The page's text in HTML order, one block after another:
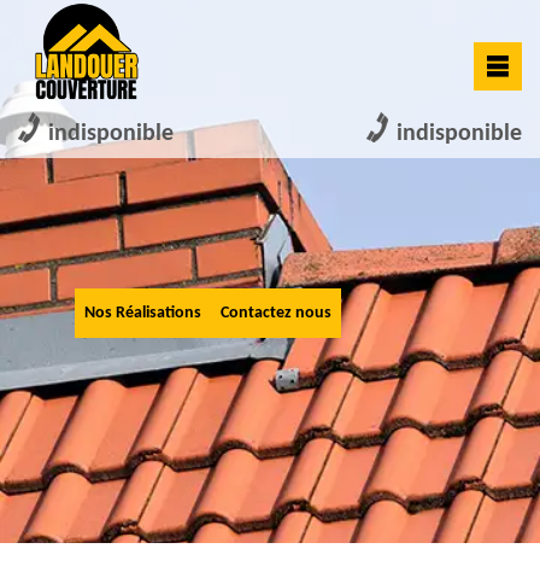
indisponible indisponible
Nos Réalisations Contactez nous